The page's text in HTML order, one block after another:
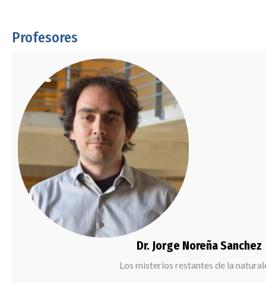
Profesores
Dr. Jorge Noreña Sanchez
Los misterios restantes de la